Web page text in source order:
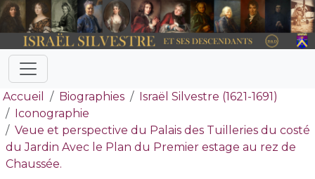
Accueil Biographies
Israël Silvestre (1621-1691)
Iconographie
Veue et perspective du Palais des Tuilleries du costé
du Jardin Avec le Plan du Premier estage au rez de
Chaussée.